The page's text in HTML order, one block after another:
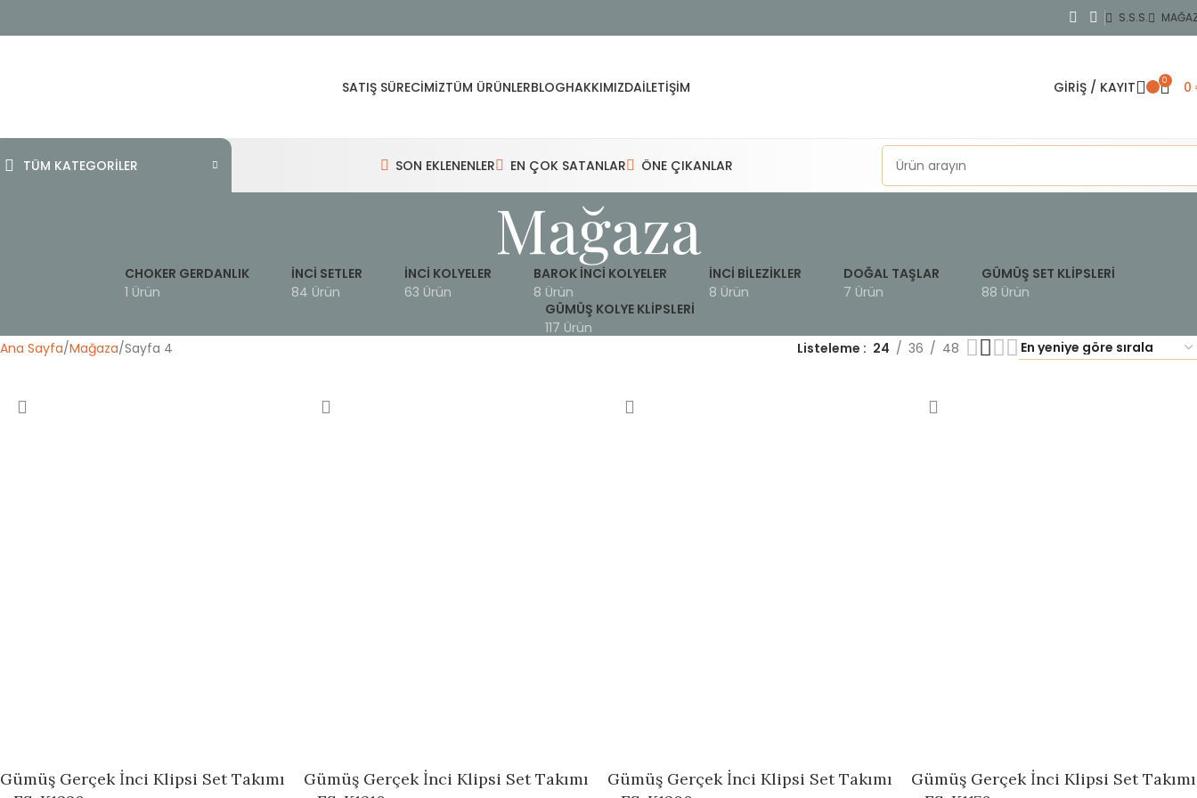
S.S.S.
SATIŞ SÜRECIMIZTÜM ÜRÜNLERBLOGHAKKIMIZDAİLETIŞIM GIRIŞ / KAYIT 0 0
TÜM KATEGORİLER SON EKLENENLER EN ÇOK SATANLAR ÖNE ÇIKANLAR
Mağaza
CHOKER GERDANLIK
1 Ürün
İNCI SETLER
84 Ürün
İNCI KOLYELER
63 Ürün
BAROK İNCI KOLYELER
8 Ürün
İNCI BILEZIKLER
8 Ürün
DOĞAL TAŞLAR
7 Ürün
GÜMÜŞ SET KLIPSLERI
88 Ürün
GÜMÜŞ KOLYE KLIPSLERI
117 Ürün
Ana Sayfa Mağaza Sayfa 4 Listeleme 24 36 48
Gümüş Gerçek İnci Klipsi Set Takımı
Gümüş Gerçek İnci Klipsi Set Takımı
Gümüş Gerçek İnci Klipsi Set Takımı
Gümüş Gerçek İnci Klipsi Set Takımı